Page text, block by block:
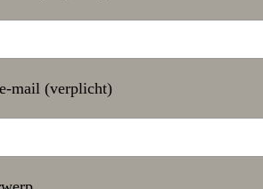
mail (verplicht)